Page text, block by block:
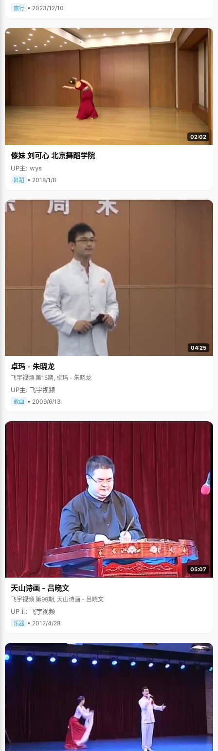
旅行 • 2023/12/10
02:02
傣妹 刘可心 北京舞蹈学院
UP主: wys
舞蹈 • 2018/1/8
04:25
卓玛 - 朱晓龙
飞宇视频 第15期, 卓玛 - 朱晓龙
UP主: 飞宇视频
歌曲 • 2009/6/13
05:07
天山诗画 - 吕晓文
飞宇视频 第99期, 天山诗画 - 吕晓文
UP主: 飞宇视频
乐器 • 2012/4/28